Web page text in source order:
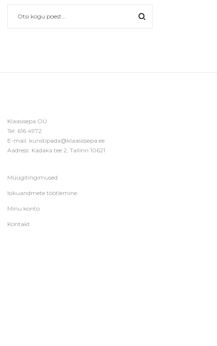
Klaasisepa OÜ
Tel: 616 4972
E-mail: kunstipada@klaasissepa.ee
Aadress: Kadaka tee 2, Tallinn 10621
Müügitingimused
Isikuandmete töötlemine
Minu konto
Kontakt